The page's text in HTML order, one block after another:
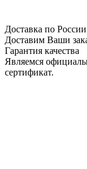
Доставка по России
Доставим Ваши
Гарантия качества
Являемся
сертификат.